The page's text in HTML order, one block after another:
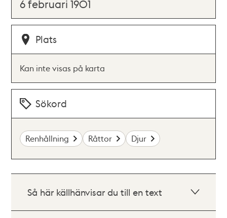
6 februari 1901
Plats
Kan inte visas på karta
Sökord
Renhållning Råttor Djur
Så här källhänvisar du till en text